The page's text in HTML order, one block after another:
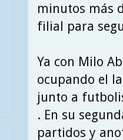
minutos más
filial para
Ya con Milo
ocupando el
junto a
. En su
partidos y